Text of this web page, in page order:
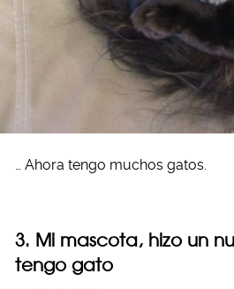
… Ahora tengo muchos gatos.
3. Mi mascota, hizo un
tengo gato